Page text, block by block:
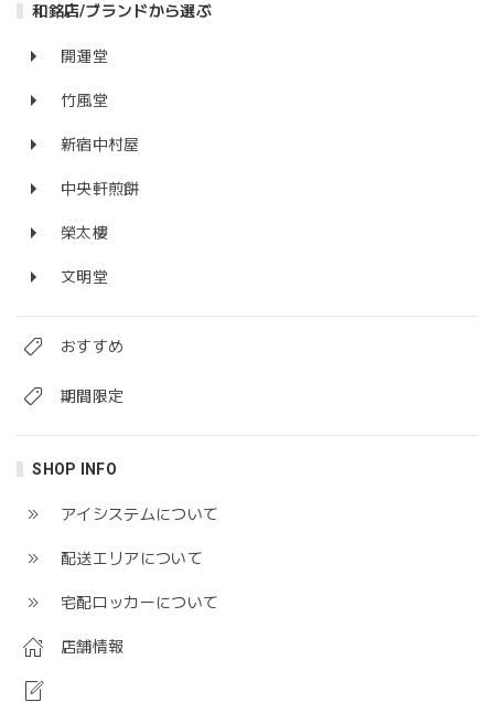
和銘店/ブランドから選ぶ
開運堂
竹風堂
新宿中村屋
中央軒煎餅
榮太樓
文明堂
おすすめ
期間限定
SHOP INFO
アイシステムについて
配送エリアについて
宅配ロッカーについて
店舗情報